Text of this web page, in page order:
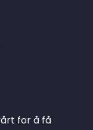
for å få